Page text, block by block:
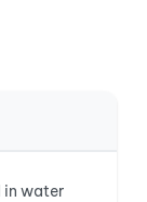
in water